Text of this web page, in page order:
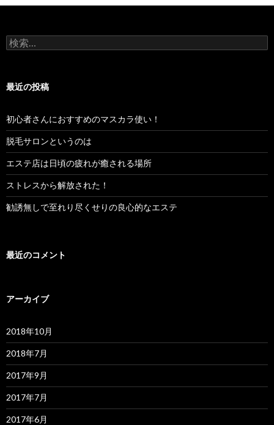
検
索:
最近の投稿
初心者さんにおすすめのマスカラ使い！
脱毛サロンというのは
エステ店は日頃の疲れが癒される場所
ストレスから解放された！
勧誘無しで至れり尽くせりの良心的なエステ
最近のコメント
アーカイブ
2018年10月
2018年7月
2017年9月
2017年7月
2017年6月